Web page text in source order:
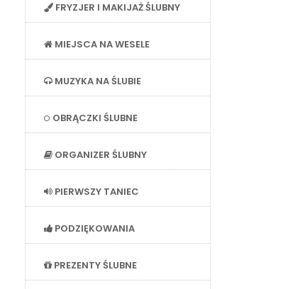
FRYZJER I MAKIJAŻ ŚLUBNY
MIEJSCA NA WESELE
MUZYKA NA ŚLUBIE
OBRĄCZKI ŚLUBNE
ORGANIZER ŚLUBNY
PIERWSZY TANIEC
PODZIĘKOWANIA
PREZENTY ŚLUBNE